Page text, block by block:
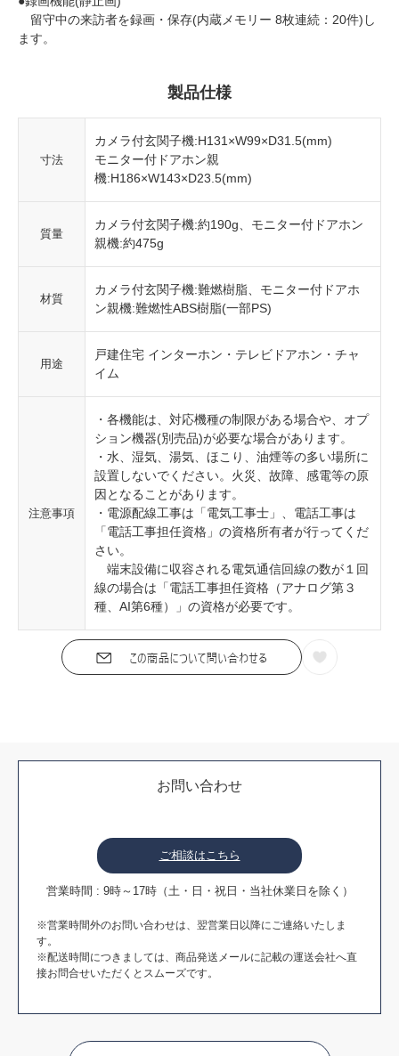
留守中の来訪者を録画・保存(内蔵メモリー 8枚連続：20件)し
ます。
製品仕様
寸法
カメラ付玄関子機:H131×W99×D31.5(mm)
モニター付ドアホン親
機:H186×W143×D23.5(mm)
質量
カメラ付玄関子機:約190g、モニター付ドアホン
親機:約475g
材質
カメラ付玄関子機:難燃樹脂、モニター付ドアホ
ン親機:難燃性ABS樹脂(一部PS)
用途
戸建住宅 インターホン・テレビドアホン・チャ
イム
注意事項
・各機能は、対応機種の制限がある場合や、オプ
ション機器(別売品)が必要な場合があります。
・水、湿気、湯気、ほこり、油煙等の多い場所に
設置しないでください。火災、故障、感電等の原
因となることがあります。
・電源配線工事は「電気工事士」、電話工事は
「電話工事担任資格」の資格所有者が行ってくだ
さい。
端末設備に収容される電気通信回線の数が１回
線の場合は「電話工事担任資格（アナログ第３
種、AI第6種）」の資格が必要です。
お問い合わせ
ご相談はこちら
営業時間 : 9時～17時（土・日・祝日・当社休業日を除く）
※営業時間外のお問い合わせは、翌営業日以降にご連絡いたしま
す。
※配送時間につきましては、商品発送メールに記載の運送会社へ直
接お問合せいただくとスムーズです。